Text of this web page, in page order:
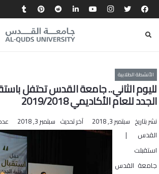
الأنشطة الطلابية
لليوم الثاني.. جامعة القدس تحتفل
الجدد للعام الأكاديمي 2019/2018
نشر بتاريخ سبتمبر 3, 2018 آخر تحديث سبتمبر 3, 2018
القدس |
استقبلت
جامعة القدس